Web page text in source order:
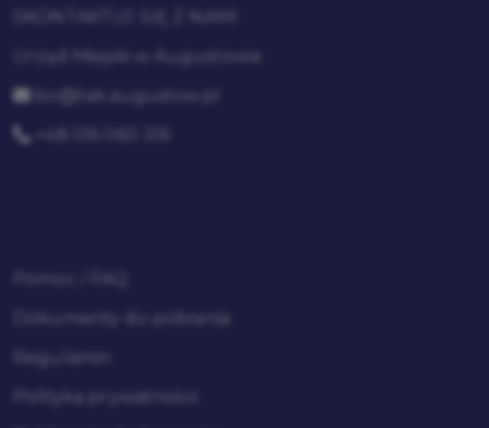
Urząd Miejski w Augustowie
bo@tak.augustow.pl
+48 516 060 316
Dokumenty do pobrania
Regulamin
Polityka prywatności